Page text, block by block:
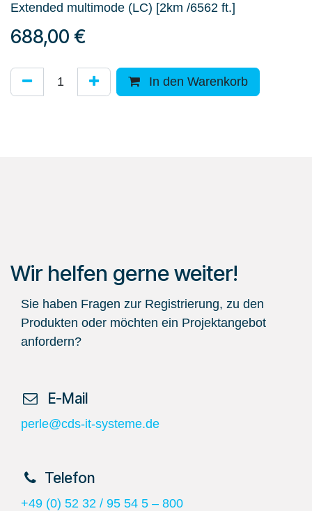
Extended multimode (LC) [2km /6562 ft.]
688,00 €
In den Warenkorb
Wir helfen gerne weiter!
Sie haben Fragen zur Registrierung, zu den
Produkten oder möchten ein Projektangebot
anfordern?
​ E-Mail
perle@cds-it-systeme.de
​Telefon
+49 (0) 52 32 / 95 54 5 – 800